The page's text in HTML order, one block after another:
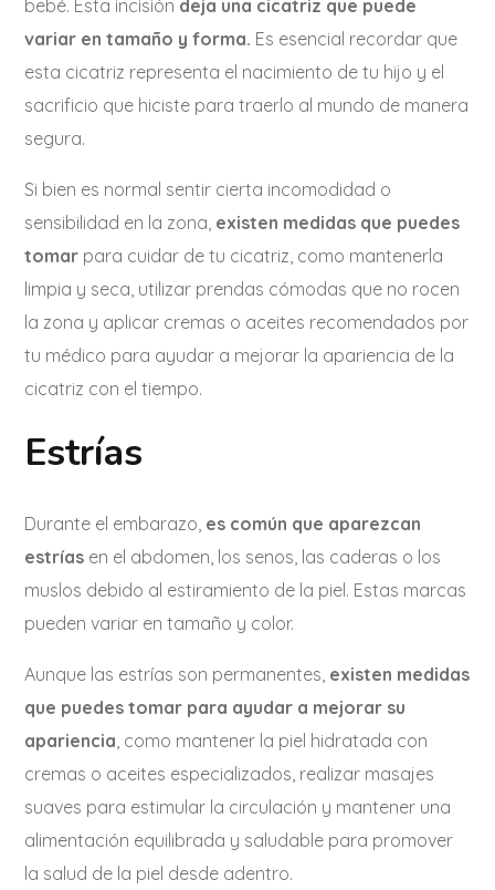
bebé. Esta incisión deja una cicatriz que puede
variar en tamaño y forma. Es esencial recordar que
esta cicatriz representa el nacimiento de tu hijo y el
sacrificio que hiciste para traerlo al mundo de manera
segura.
Si bien es normal sentir cierta incomodidad o
sensibilidad en la zona, existen medidas que puedes
tomar para cuidar de tu cicatriz, como mantenerla
limpia y seca, utilizar prendas cómodas que no rocen
la zona y aplicar cremas o aceites recomendados por
tu médico para ayudar a mejorar la apariencia de la
cicatriz con el tiempo.
Estrías
Durante el embarazo, es común que aparezcan
estrías en el abdomen, los senos, las caderas o los
muslos debido al estiramiento de la piel. Estas marcas
pueden variar en tamaño y color.
Aunque las estrías son permanentes, existen medidas
que puedes tomar para ayudar a mejorar su
apariencia, como mantener la piel hidratada con
cremas o aceites especializados, realizar masajes
suaves para estimular la circulación y mantener una
alimentación equilibrada y saludable para promover
la salud de la piel desde adentro.